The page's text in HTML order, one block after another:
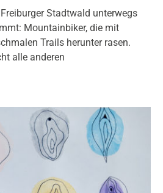
Stadtwald unterwegs
Mountainbiker, die mit
Trails herunter rasen.
alle anderen